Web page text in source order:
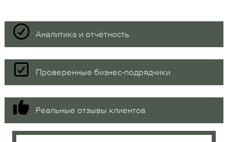
Аналитика и отчётность
Проверенные бизнес-подрядчики
Реальные отзывы клиентов